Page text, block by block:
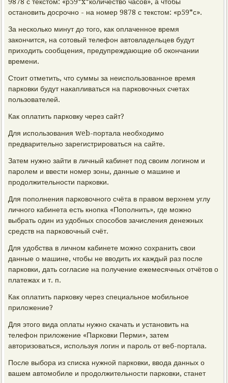
остановить досрочно - на номер 9878 с текстом: «р59*с».
За несколько минут до того, как оплаченное время
закончится, на сотовый телефон автовладельцев будут
приходить сообщения, предупреждающие об окончании
времени.
Стоит отметить, что суммы за неиспользованное время
парковки будут накапливаться на парковочных счетах
пользователей.
Как оплатить парковку через сайт?
Для использования web-портала необходимо
предварительно зарегистрироваться на сайте.
Затем нужно зайти в личный кабинет под своим логином и
паролем и ввести номер зоны, данные о машине и
продолжительности парковки.
Для пополнения парковочного счёта в правом верхнем углу
личного кабинета есть кнопка «Пополнить», где можно
выбрать один из удобных способов зачисления денежных
средств на парковочный счёт.
Для удобства в личном кабинете можно сохранить свои
данные о машине, чтобы не вводить их каждый раз после
парковки, дать согласие на получение ежемесячных отчётов о
платежах и т. п.
Как оплатить парковку через специальное мобильное
приложение?
Для этого вида оплаты нужно скачать и установить на
телефон приложение «Парковки Перми», затем
авторизоваться, используя логин и пароль от веб-портала.
После выбора из списка нужной парковки, ввода данных о
вашем автомобиле и продолжительности парковки, станет